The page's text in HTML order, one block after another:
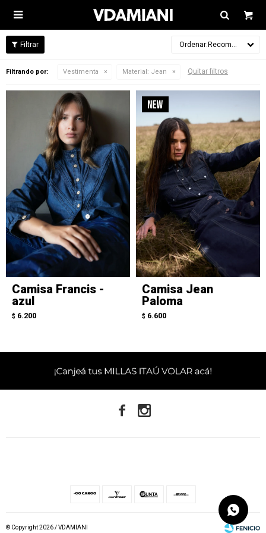

Recomendados
Filtrando por: Vestimenta Material: Jean Quitar filtros
Camisa Francis -
azul
$ 6.200
Camisa Jean
Paloma
$ 6.600
 
© Copyright 2026 / VDAMIANI